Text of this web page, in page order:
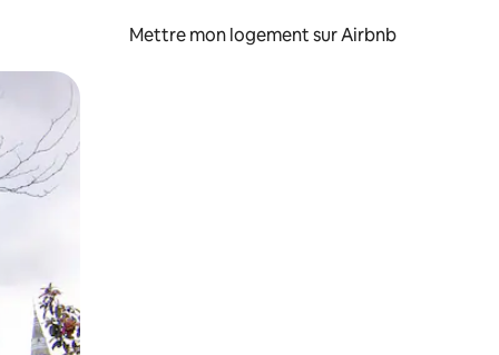
Mettre mon logement sur Airbnb